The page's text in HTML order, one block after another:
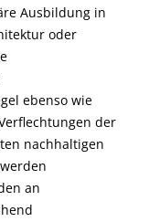
Ausbildung in
oder
ebenso wie
der
nachhaltigen
an